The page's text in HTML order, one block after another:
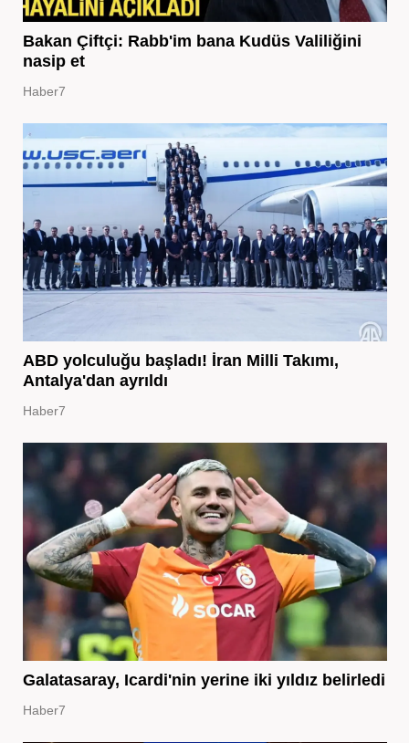
Bakan Çiftçi: Rabb'im bana Kudüs Valiliğini
nasip et
Haber7
ABD yolculuğu başladı! İran Milli Takımı,
Antalya'dan ayrıldı
Haber7
Galatasaray, Icardi'nin yerine iki yıldız belirledi
Haber7